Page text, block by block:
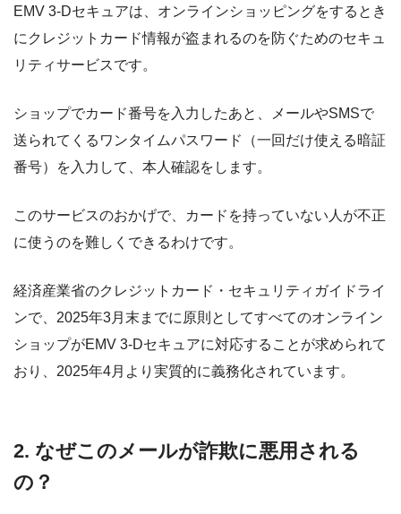
EMV 3-Dセキュアは、オンラインショッピングをするとき
にクレジットカード情報が盗まれるのを防ぐためのセキュ
リティサービスです。
ショップでカード番号を入力したあと、メールやSMSで
送られてくるワンタイムパスワード（一回だけ使える暗証
番号）を入力して、本人確認をします。
このサービスのおかげで、カードを持っていない人が不正
に使うのを難しくできるわけです。
経済産業省のクレジットカード・セキュリティガイドライ
ンで、2025年3月末までに原則としてすべてのオンライン
ショップがEMV 3-Dセキュアに対応することが求められて
おり、2025年4月より実質的に義務化されています。
2. なぜこのメールが詐欺に悪用される
の？